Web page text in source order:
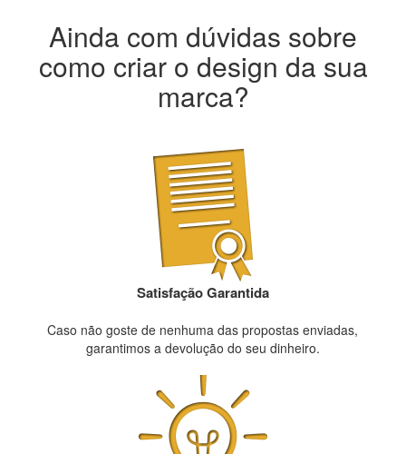
Ainda com dúvidas sobre
como criar o design da sua
marca?
Satisfação Garantida
Caso não goste de nenhuma das propostas enviadas,
garantimos a devolução do seu dinheiro.